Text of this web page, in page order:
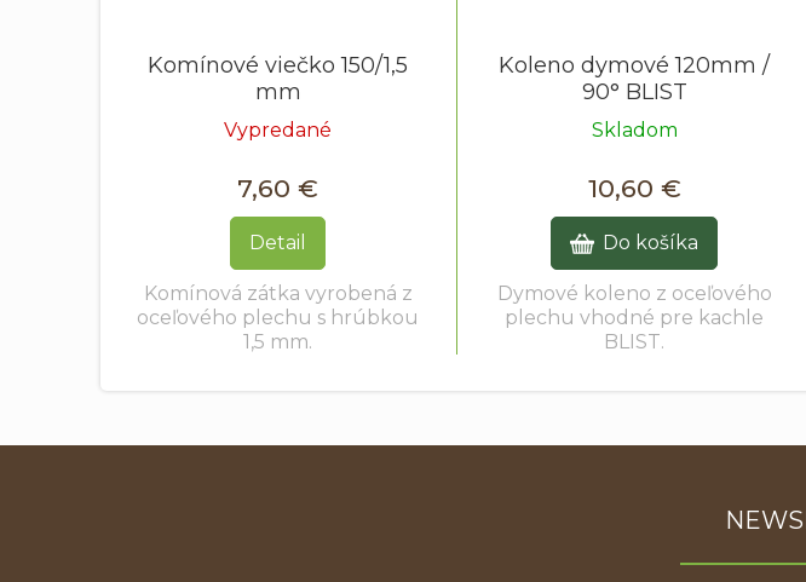
Komínové viečko 150/1,5
mm
Vypredané
7,60 €
Detail
Komínová zátka vyrobená z
oceľového plechu s hrúbkou
1,5 mm.
Koleno dymové 120mm /
90° BLIST
Skladom
10,60 €
Do košíka
Dymové koleno z oceľového
plechu vhodné pre kachle
BLIST.